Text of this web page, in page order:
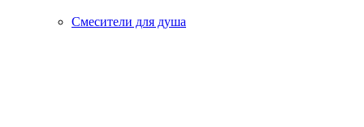
Смесители для душа